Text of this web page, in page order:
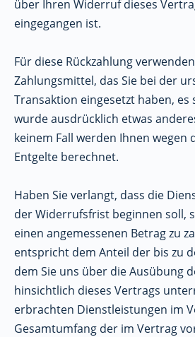
über Ihren Widerruf dieses
eingegangen ist.
Für diese Rückzahlung
Zahlungsmittel, das Sie bei der
Transaktion eingesetzt haben, es
wurde ausdrücklich etwas
keinem Fall werden Ihnen wegen
Entgelte berechnet.
Haben Sie verlangt, dass die
der Widerrufsfrist beginnen soll,
einen angemessenen Betrag zu
entspricht dem Anteil der bis zu
dem Sie uns über die Ausübung
hinsichtlich dieses Vertrags
erbrachten Dienstleistungen im
Gesamtumfang der im Vertrag